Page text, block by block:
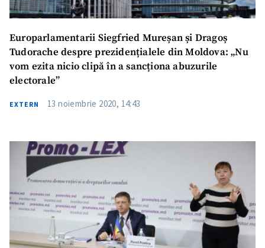
Europarlamentarii Siegfried Mureșan și Dragoș
Tudorache despre prezidențialele din Moldova: „Nu
vom ezita nicio clipă în a sancționa abuzurile
electorale”
EXTERN 13 noiembrie 2020, 14:43
ȘTIREA MEA
Titlu știre
+ Adaugă titlu
Fotografie
+ Încarcă imagine